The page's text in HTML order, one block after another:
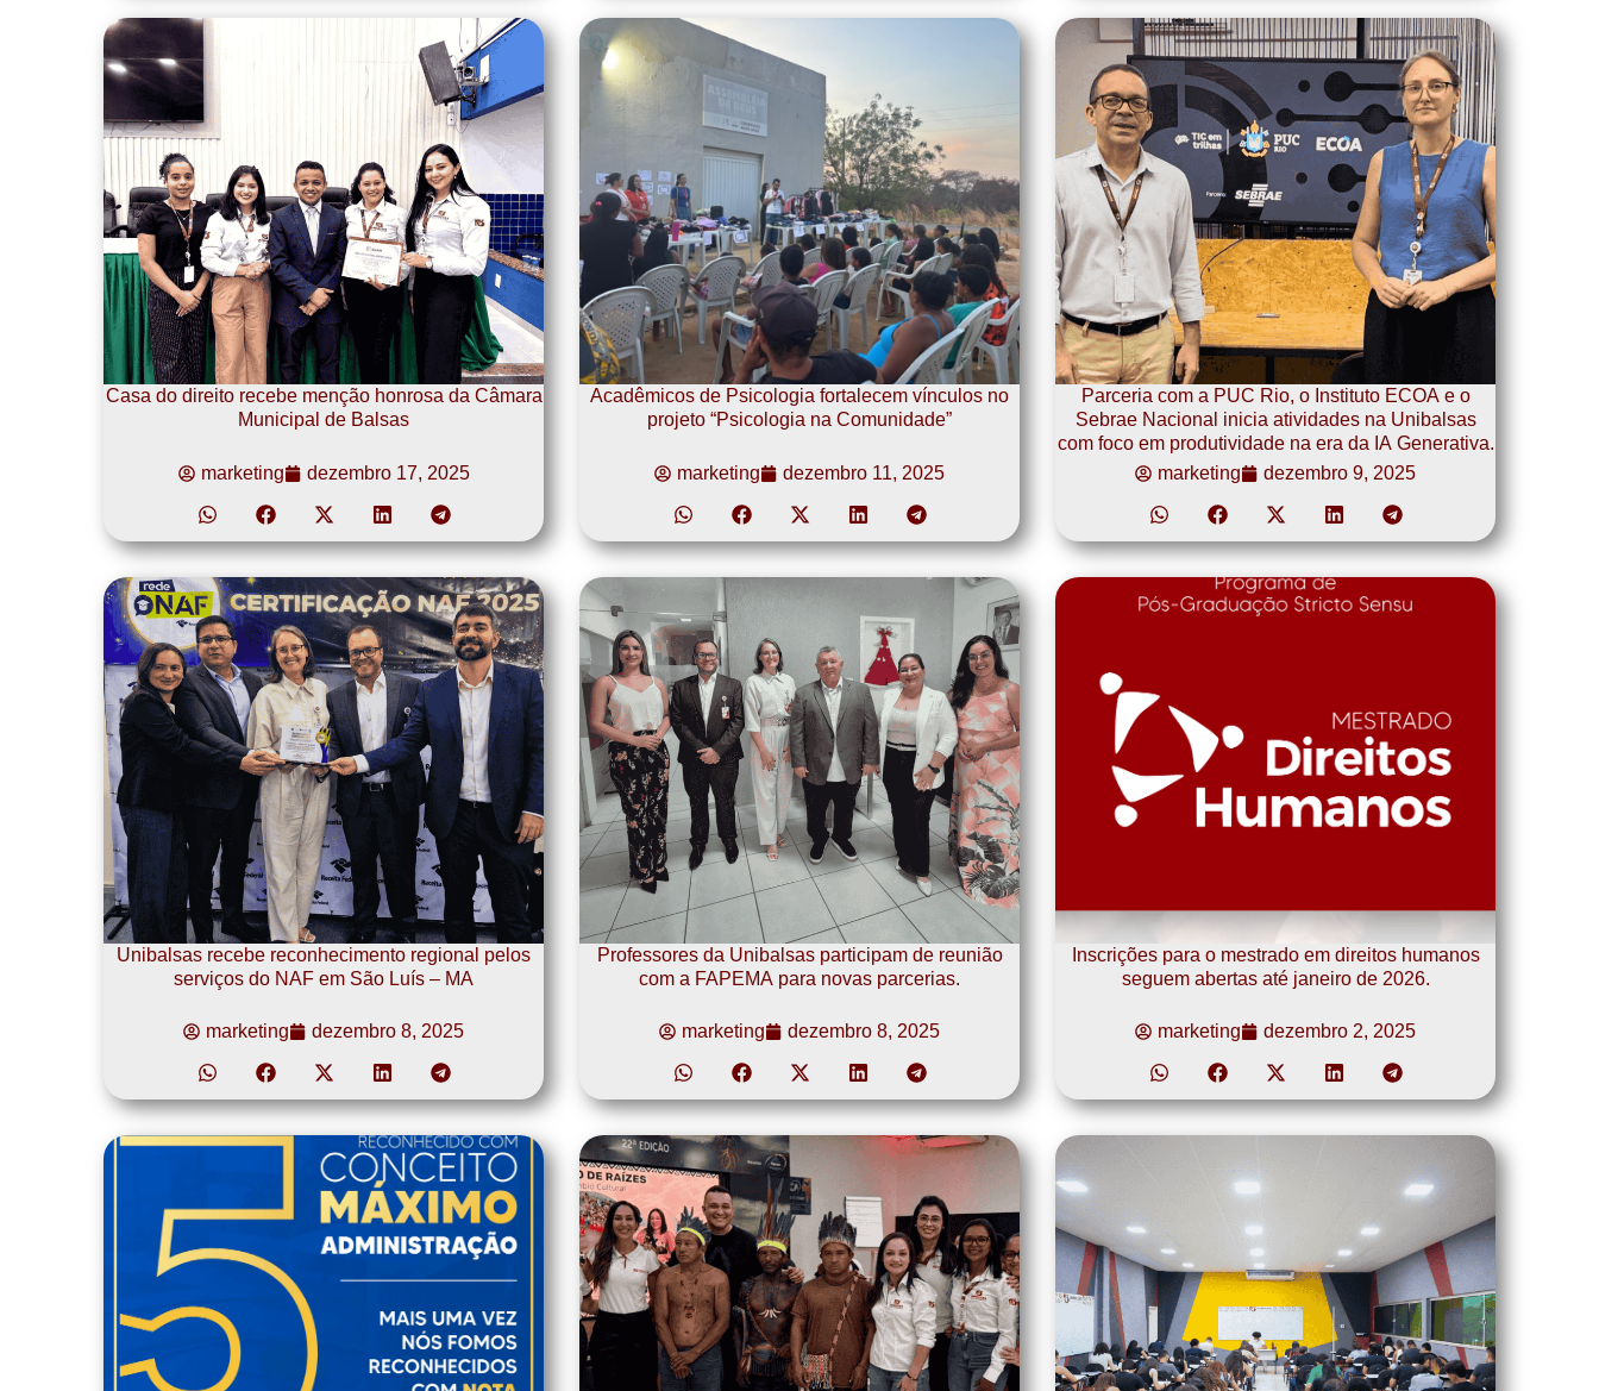
Casa do direito recebe menção honrosa da Câmara
Municipal de Balsas
marketing dezembro 17, 2025
Acadêmicos de Psicologia fortalecem vínculos no
projeto “Psicologia na Comunidade”
marketing dezembro 11, 2025
Parceria com a PUC Rio, o Instituto ECOA e o
Sebrae Nacional inicia atividades na Unibalsas
com foco em produtividade na era da IA Generativa.
marketing
dezembro 9, 2025
Unibalsas recebe reconhecimento regional pelos
serviços do NAF em São Luís – MA
marketing dezembro 8, 2025
Professores da Unibalsas participam de reunião
com a FAPEMA para novas parcerias.
marketing dezembro 8, 2025
Inscrições para o mestrado em direitos humanos
seguem abertas até janeiro de 2026.
marketing dezembro 2, 2025